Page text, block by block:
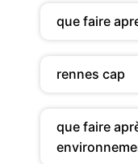
que faire
rennes cap
que faire